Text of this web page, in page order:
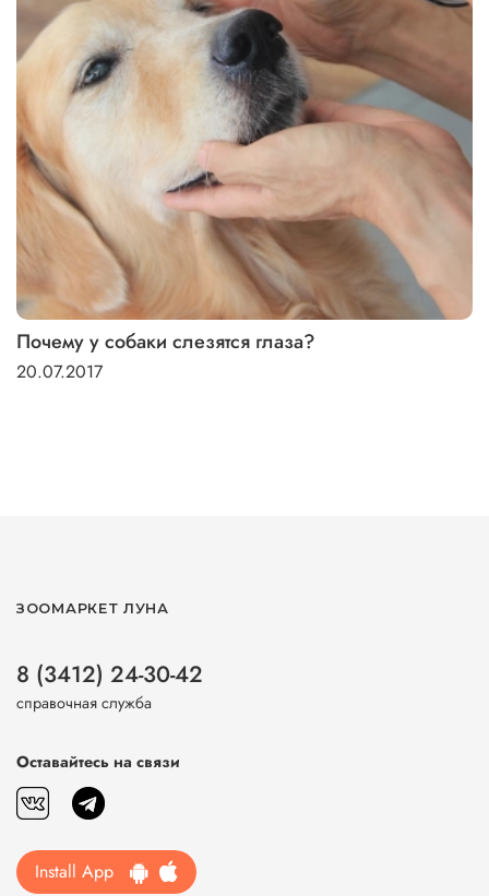
Почему у собаки слезятся глаза?
20.07.2017
ЗООМАРКЕТ ЛУНА
8 (3412) 24-30-42
справочная служба
Оставайтесь на связи
Install App